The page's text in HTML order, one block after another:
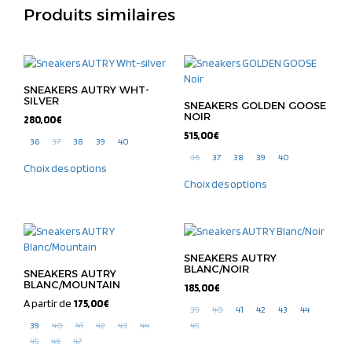
Produits similaires
SNEAKERS AUTRY WHT-
SILVER
280,00€
36
37 38 39 40
Choix des options
SNEAKERS GOLDEN GOOSE
NOIR
515,00€
36
37 38 39 40
Choix des options
SNEAKERS AUTRY
BLANC/MOUNTAIN
A partir de 175,00€
39
40 41 42 43
44
45
46 47
SNEAKERS AUTRY
BLANC/NOIR
185,00€
39
40 41 42 43
44
45